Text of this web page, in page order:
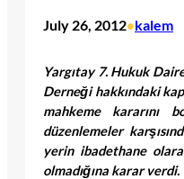
July 26, 2012•kalem
Yargıtay 7. Hukuk
Derneği hakkındaki
mahkeme kararını
düzenlemeler
yerin ibadethane
olmadığına karar verdi.